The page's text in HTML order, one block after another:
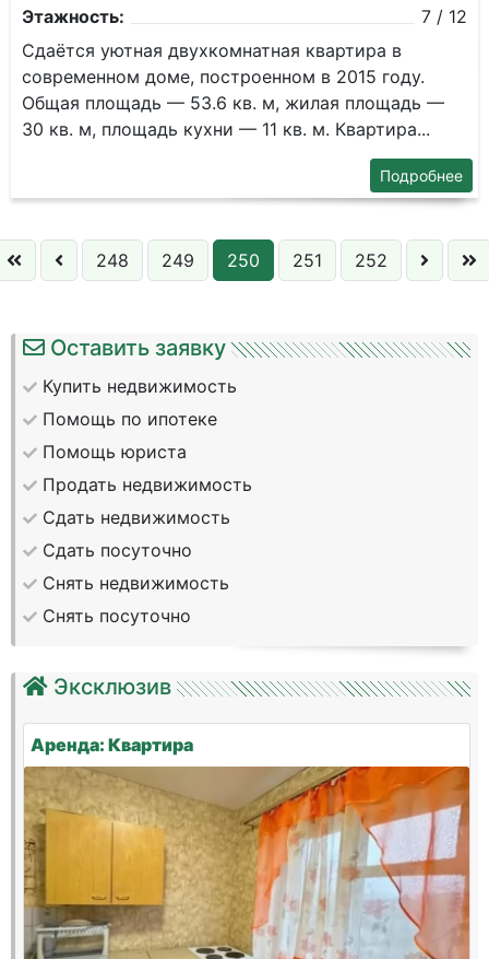
Этажность:
7 / 12
Сдаётся уютная двухкомнатная квартира в
современном доме, построенном в 2015 году.
Общая площадь — 53.6 кв. м, жилая площадь —
30 кв. м, площадь кухни — 11 кв. м. Квартира...
Подробнее
248 249 250 251 252
Оставить заявку
Купить недвижимость
Помощь по ипотеке
Помощь юриста
Продать недвижимость
Сдать недвижимость
Сдать посуточно
Снять недвижимость
Снять посуточно
Эксклюзив
Аренда: Квартира